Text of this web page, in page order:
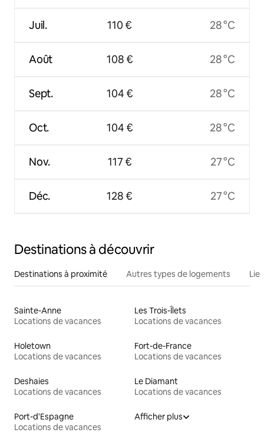
Juil.
Août
Sept.
Oct.
Nov.
Déc.
110 €
108 €
104 €
104 €
117 €
128 €
28 °C
28 °C
28 °C
28 °C
27 °C
27 °C
Destinations à découvrir
Destinations à proximité Autres types de logements
Sainte-Anne
Locations de vacances
Les Trois-Îlets
Locations de vacances
Holetown
Locations de vacances
Fort-de-France
Locations de vacances
Deshaies
Locations de vacances
Le Diamant
Locations de vacances
Port-d'Espagne
Locations de vacances
Afficher plus